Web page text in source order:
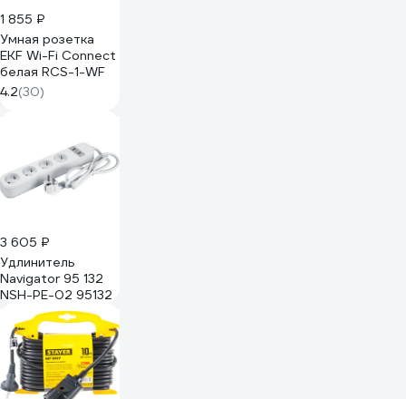
(цвет черный)
51561
1 855 ₽
Умная розетка
EKF Wi-Fi Connect
белая RCS-1-WF
4.2(30)
3 605 ₽
Удлинитель
Navigator 95 132
NSH-PE-02 95132